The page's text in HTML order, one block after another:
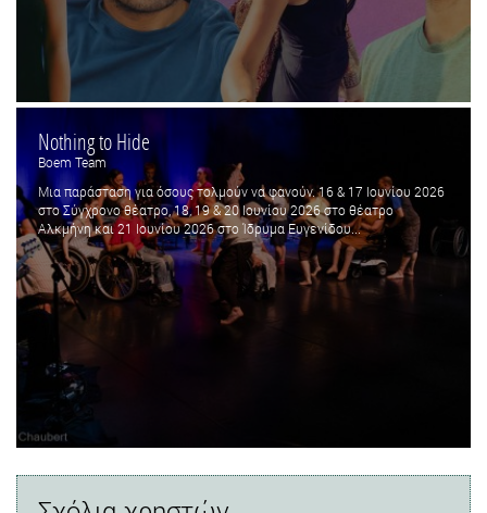
Nothing to Hide
Boem Team
Μια παράσταση για όσους τολμούν να φανούν. 16 & 17 Ιουνίου 2026
στο Σύγχρονο θέατρο, 18, 19 & 20 Ιουνίου 2026 στο θέατρο
Αλκμήνη και 21 Ιουνίου 2026 στο Ίδρυμα Ευγενίδου...